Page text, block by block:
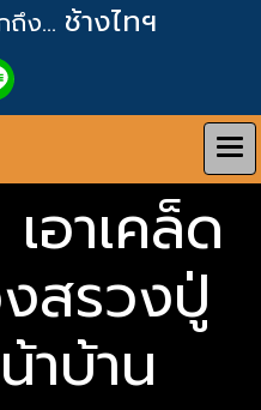
ถึง... ช้างไทฯ
อาเคล็ด
สรวงปู่
บ้าน